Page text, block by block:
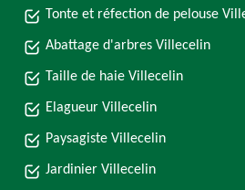
Tonte et réfection de pelouse
Abattage d'arbres Villecelin
Taille de haie Villecelin
Elagueur Villecelin
Paysagiste Villecelin
Jardinier Villecelin